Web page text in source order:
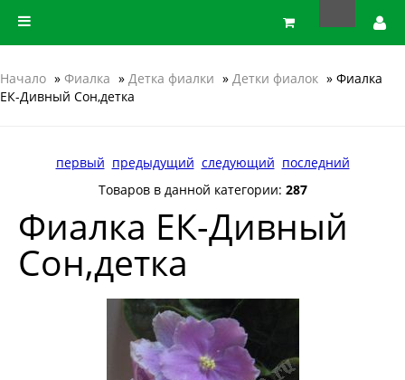
Начало » Фиалка » Детка фиалки » Детки фиалок » Фиалка
ЕК-Дивный Сон,детка
первый предыдущий следующий последний
Товаров в данной категории: 287
Фиалка ЕК-Дивный
Сон,детка